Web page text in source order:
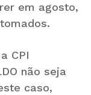
em agosto,
CPI
não seja
caso,